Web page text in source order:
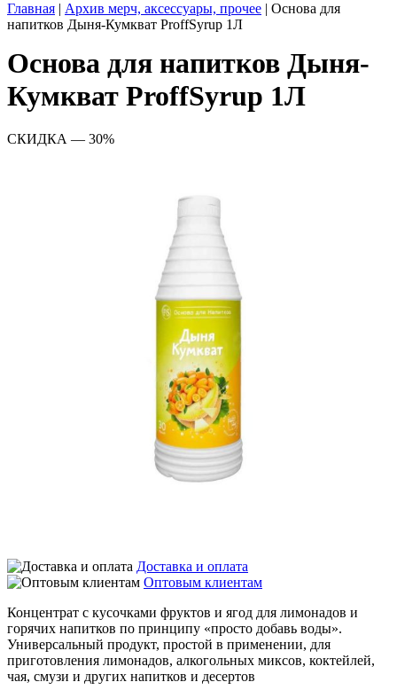
Главная | Архив мерч, аксессуары, прочее | Основа для
напитков Дыня-Кумкват ProffSyrup 1Л
Основа для напитков Дыня-
Кумкват ProffSyrup 1Л
СКИДКА — 30%
Доставка и оплата
Оптовым клиентам
Концентрат с кусочками фруктов и ягод для лимонадов и
горячих напитков по принципу «просто добавь воды».
Универсальный продукт, простой в применении, для
приготовления лимонадов, алкогольных миксов, коктейлей,
чая, смузи и других напитков и десертов